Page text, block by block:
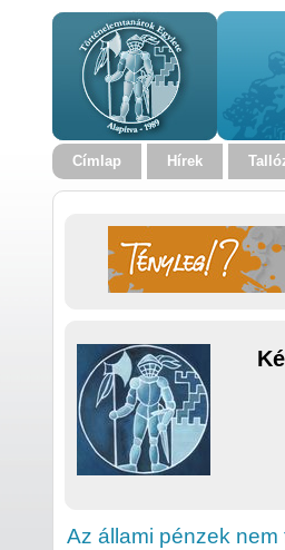
Címlap Hírek
Az állami pénzek